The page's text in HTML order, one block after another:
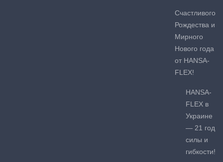
Счастливого
Рождества и
Мирного
Нового года
от HANSA-
FLEX!
HANSA-
FLEX в
Украине
— 21 год
силы и
гибкости!